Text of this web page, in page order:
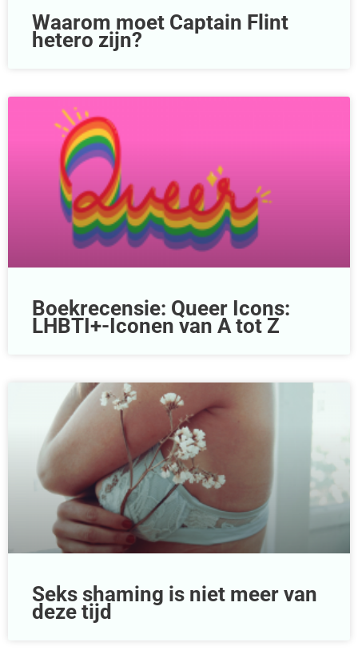
Waarom moet Captain Flint
hetero zijn?
Boekrecensie: Queer Icons:
LHBTI+-Iconen van A tot Z
Seks shaming is niet meer van
deze tijd